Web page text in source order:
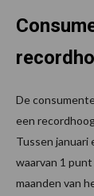
De
een
Tussen januari
waarvan 1
maanden van